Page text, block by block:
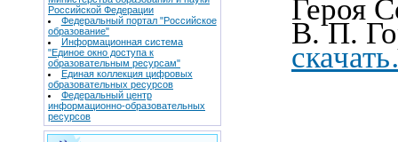
Российской Федерации
Федеральный портал "Российское
образование"
Информационная система
"Единое окно доступа к
образовательным ресурсам"
Единая коллекция цифровых
образовательных ресурсов
Федеральный центр
информационно-образовательных
ресурсов
В. П.